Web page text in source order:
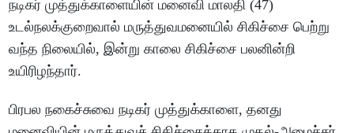
நடிகர் முத்துக்காளையின் மனைவி மாலதி (47)
உடல்நலக்குறைவால் மருத்துவமனையில் சிகிச்சை பெற்று
வந்த நிலையில், இன்று காலை சிகிச்சை பலனின்றி
உயிரிழந்தார்.
பிரபல நகைச்சுவை நடிகர் முத்துக்காளை, தனது